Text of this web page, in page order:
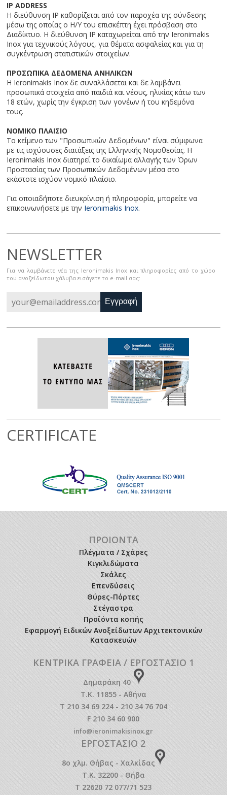
IP ADDRESS
Η διεύθυνση IP καθορίζεται από τον παροχέα της σύνδεσης
μέσω της οποίας ο Η/Υ του επισκέπτη έχει πρόσβαση στο
Διαδίκτυο. Η διεύθυνση IP καταχωρείται από την Ieronimakis
Inox για τεχνικούς λόγους, για θέματα ασφαλείας και για τη
συγκέντρωση στατιστικών στοιχείων.
ΠΡΟΣΩΠΙΚΑ ΔΕΔΟΜΕΝΑ ΑΝΗΛΙΚΩΝ
Η Ieronimakis Inox δε συναλλάσεται και δε λαμβάνει
προσωπικά στοιχεία από παιδιά και νέους, ηλικίας κάτω των
18 ετών, χωρίς την έγκριση των γονέων ή του κηδεμόνα
τους.
ΝΟΜΙΚΟ ΠΛΑΙΣΙΟ
Το κείμενο των "Προσωπικών Δεδομένων" είναι σύμφωνα
με τις ισχύουσες διατάξεις της Ελληνικής Νομοθεσίας. Η
Ieronimakis Inox διατηρεί το δικαίωμα αλλαγής των Όρων
Προστασίας των Προσωπικών Δεδομένων μέσα στο
εκάστοτε ισχύον νομικό πλαίσιο.
Για οποιαδήποτε διευκρίνιση ή πληροφορία, μπορείτε να
επικοινωνήσετε με την Ieronimakis Inox.
NEWSLETTER
Για να λαμβάνετε νέα της Ieronimakis Inox και πληροφορίες από το χώρο
του ανοξείδωτου χάλυβα εισάγετε το e-mail σας:
Εγγραφή
CERTIFICATE
ΠΡΟΙΟΝΤΑ
Πλέγματα / Σχάρες
Κιγκλιδώματα
Σκάλες
Επενδύσεις
Θύρες-Πόρτες
Στέγαστρα
Προϊόντα κοπής
Εφαρμογή Ειδικών Ανοξείδωτων Αρχιτεκτονικών
Κατασκευών
ΚΕΝΤΡΙΚΑ ΓΡΑΦΕΙΑ / ΕΡΓΟΣΤΑΣΙΟ 1
Δημαράκη 40
Τ.Κ. 11855 - Αθήνα
T 210 34 69 224 - 210 34 76 704
F 210 34 60 900
info@ieronimakisinox.gr
ΕΡΓΟΣΤΑΣΙΟ 2
8o χλμ. Θήβας - Χαλκίδας
Τ.Κ. 32200 - Θήβα
T 22620 72 077/71 523